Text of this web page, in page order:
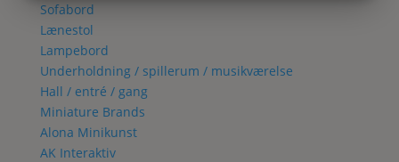
Sofabord
Lænestol
Lampebord
Underholdning / spillerum / musikværelse
Hall / entré / gang
Miniature Brands
Alona Minikunst
AK Interaktiv